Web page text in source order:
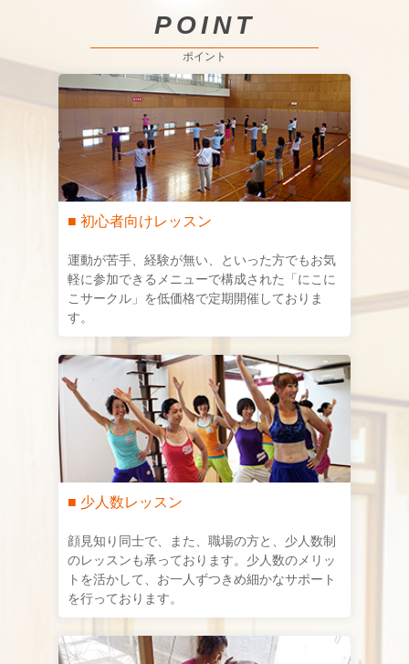
POINT
ポイント
■ 初心者向けレッスン
運動が苦手、経験が無い、といった方でもお気
軽に参加できるメニューで構成された「にこに
こサークル」を低価格で定期開催しておりま
す。
■ 少人数レッスン
顔見知り同士で、また、職場の方と、少人数制
のレッスンも承っております。少人数のメリッ
トを活かして、お一人ずつきめ細かなサポート
を行っております。